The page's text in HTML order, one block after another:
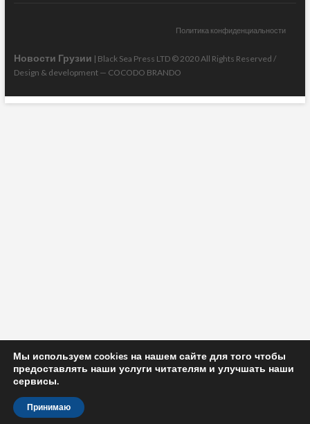
Политика конфиденциальности
Новости Грузии | Black Sea Press LTD © 2020 All Rights Reserved /
Design & development — COCODO BRANDO
Мы используем cookies на нашем сайте для того чтобы
предоставлять наши услуги читателям и улучшать наши
сервисы.
Принимаю